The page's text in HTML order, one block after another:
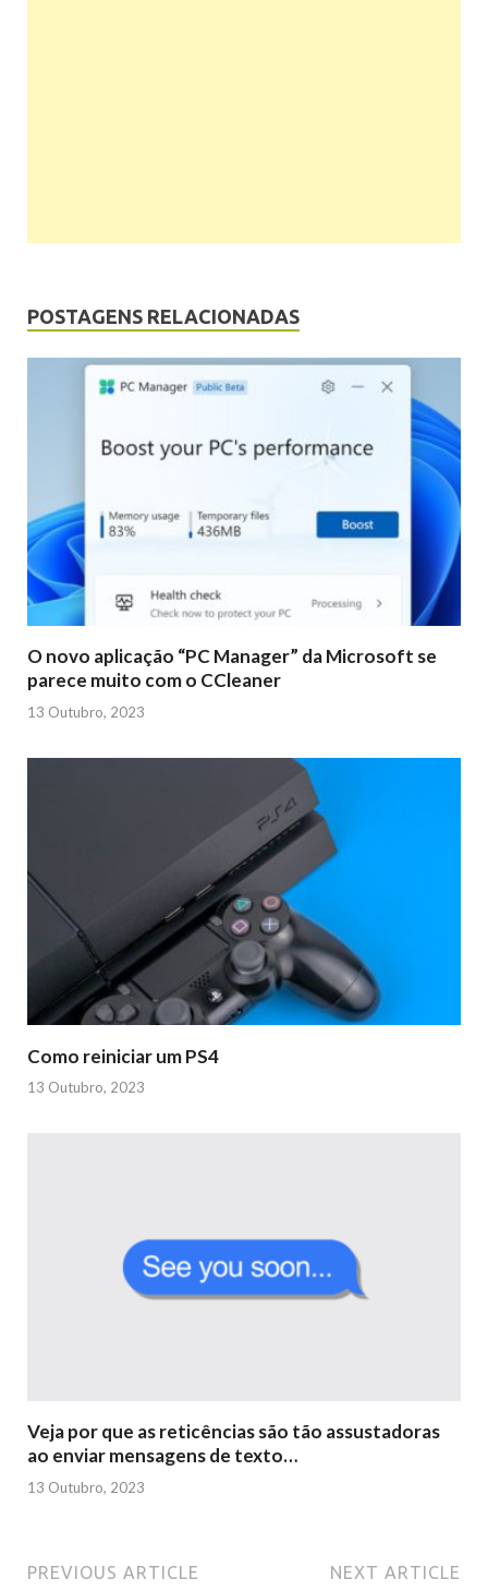
POSTAGENS RELACIONADAS
O novo aplicação “PC Manager” da Microsoft se
parece muito com o CCleaner
13 Outubro, 2023
Como reiniciar um PS4
13 Outubro, 2023
Veja por que as reticências são tão assustadoras
ao enviar mensagens de texto…
13 Outubro, 2023
PREVIOUS ARTICLE NEXT ARTICLE